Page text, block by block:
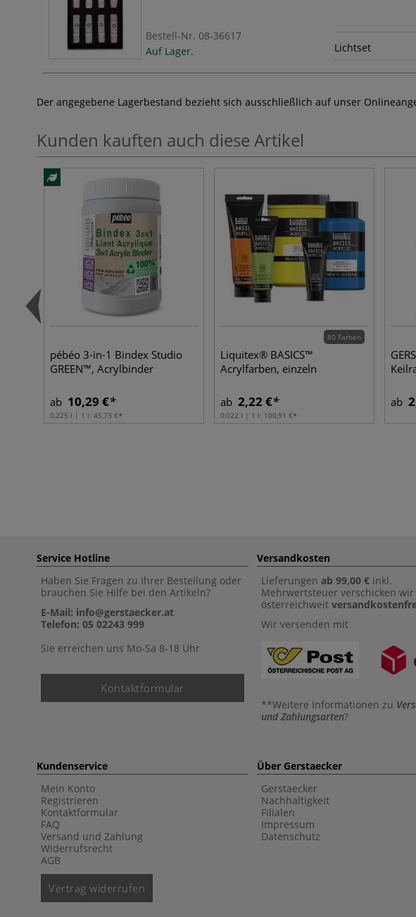
Bestell-Nr. 08-36617
Auf Lager.
Lichtset
Der angegebene Lagerbestand bezieht sich ausschließlich auf unser
Kunden kauften auch diese Artikel
pébéo 3-in-1 Bindex Studio
GREEN™, Acrylbinder
ab 10,29 €
0,225 l | 1 l: 45,73 €
80 Farben
Liquitex® BASICS™
Acrylfarben, einzeln
ab 2,22 €
0,022 l | 1 l: 100,91 €
ab
Service Hotline
Haben Sie Fragen zu Ihrer Bestellung oder
brauchen Sie Hilfe bei den Artikeln?
E-Mail: info@gerstaecker.at
Telefon: 05 02243 999
Sie erreichen uns Mo-Sa 8-18 Uhr
Kontaktformular
Versandkosten
Lieferungen ab 99,00 € inkl.
Mehrwertsteuer verschicken wir
österreichweit
Wir versenden mit
**Weitere Informationen zu
und Zahlungsarten?
Kundenservice
Mein Konto
Registrieren
Kontaktformular
FAQ
Versand und Zahlung
Widerrufsrecht
AGB
Vertrag widerrufen
Über Gerstaecker
Gerstaecker
Nachhaltigkeit
Filialen
Impressum
Datenschutz